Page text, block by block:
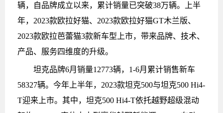
辆，自品牌成立以来，累计销量已突破38万辆。上半
年，2023款欧拉好猫、2023款欧拉好猫GT木兰版、
2023款欧拉芭蕾猫3款新车型上市，带来品牌、技术、
产品、服务四维度的升级。
坦克品牌6月销量12773辆，1-6月累计销售新车
58327辆。今年上半年，2023款坦克500与坦克500 Hi4-
T迎来上市。其中，坦克500 Hi4-T依托越野超级混动